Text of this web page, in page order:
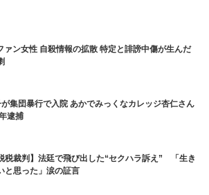
ァン女性 自殺情報の拡散 特定と誹謗中傷が生んだ
集団暴行で入院 あかでみっくなカレッジ杏仁さん
逮捕
税裁判】法廷で飛び出した“セクハラ訴え” 「生き
と思った」涙の証言